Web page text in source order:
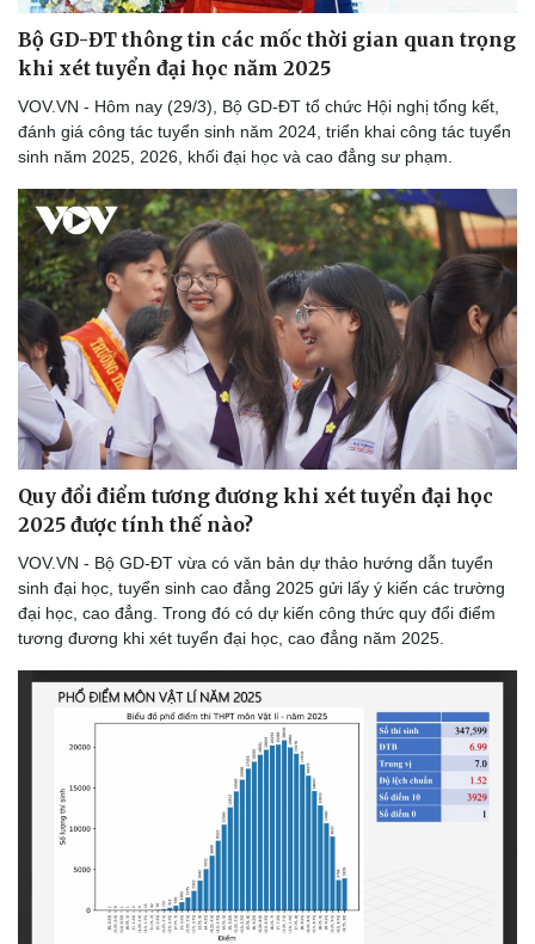
Đời sống
Bộ GD-ĐT thông tin các mốc thời gian quan trọng
khi xét tuyển đại học năm 2025
VOV.VN - Hôm nay (29/3), Bộ GD-ĐT tổ chức Hội nghị tổng kết,
đánh giá công tác tuyển sinh năm 2024, triển khai công tác tuyển
sinh năm 2025, 2026, khối đại học và cao đẳng sư phạm.
Quy đổi điểm tương đương khi xét tuyển đại học
2025 được tính thế nào?
VOV.VN - Bộ GD-ĐT vừa có văn bản dự thảo hướng dẫn tuyển
sinh đại học, tuyển sinh cao đẳng 2025 gửi lấy ý kiến các trường
đại học, cao đẳng. Trong đó có dự kiến công thức quy đổi điểm
tương đương khi xét tuyển đại học, cao đẳng năm 2025.